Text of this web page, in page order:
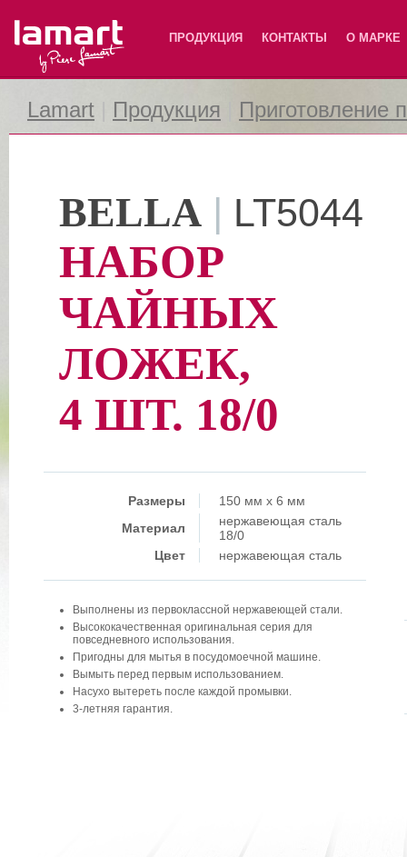
Lamart ПРОДУКЦИЯ КОНТАКТЫ О МАРКЕ
Lamart Продукция Приготовление
BELLA | LT5044
НАБОР
ЧАЙНЫХ
ЛОЖЕК,
4 ШТ. 18/0
Размеры
150 мм x 6 мм
Материал
нержавеющая сталь
18/0
Цвет
нержавеющая сталь
Выполнены из первоклассной нержавеющей стали.
Высококачественная оригинальная серия для
повседневного использования.
Пригодны для мытья в посудомоечной машине.
Вымыть перед первым использованием.
Насухо вытереть после каждой промывки.
3-летняя гарантия.